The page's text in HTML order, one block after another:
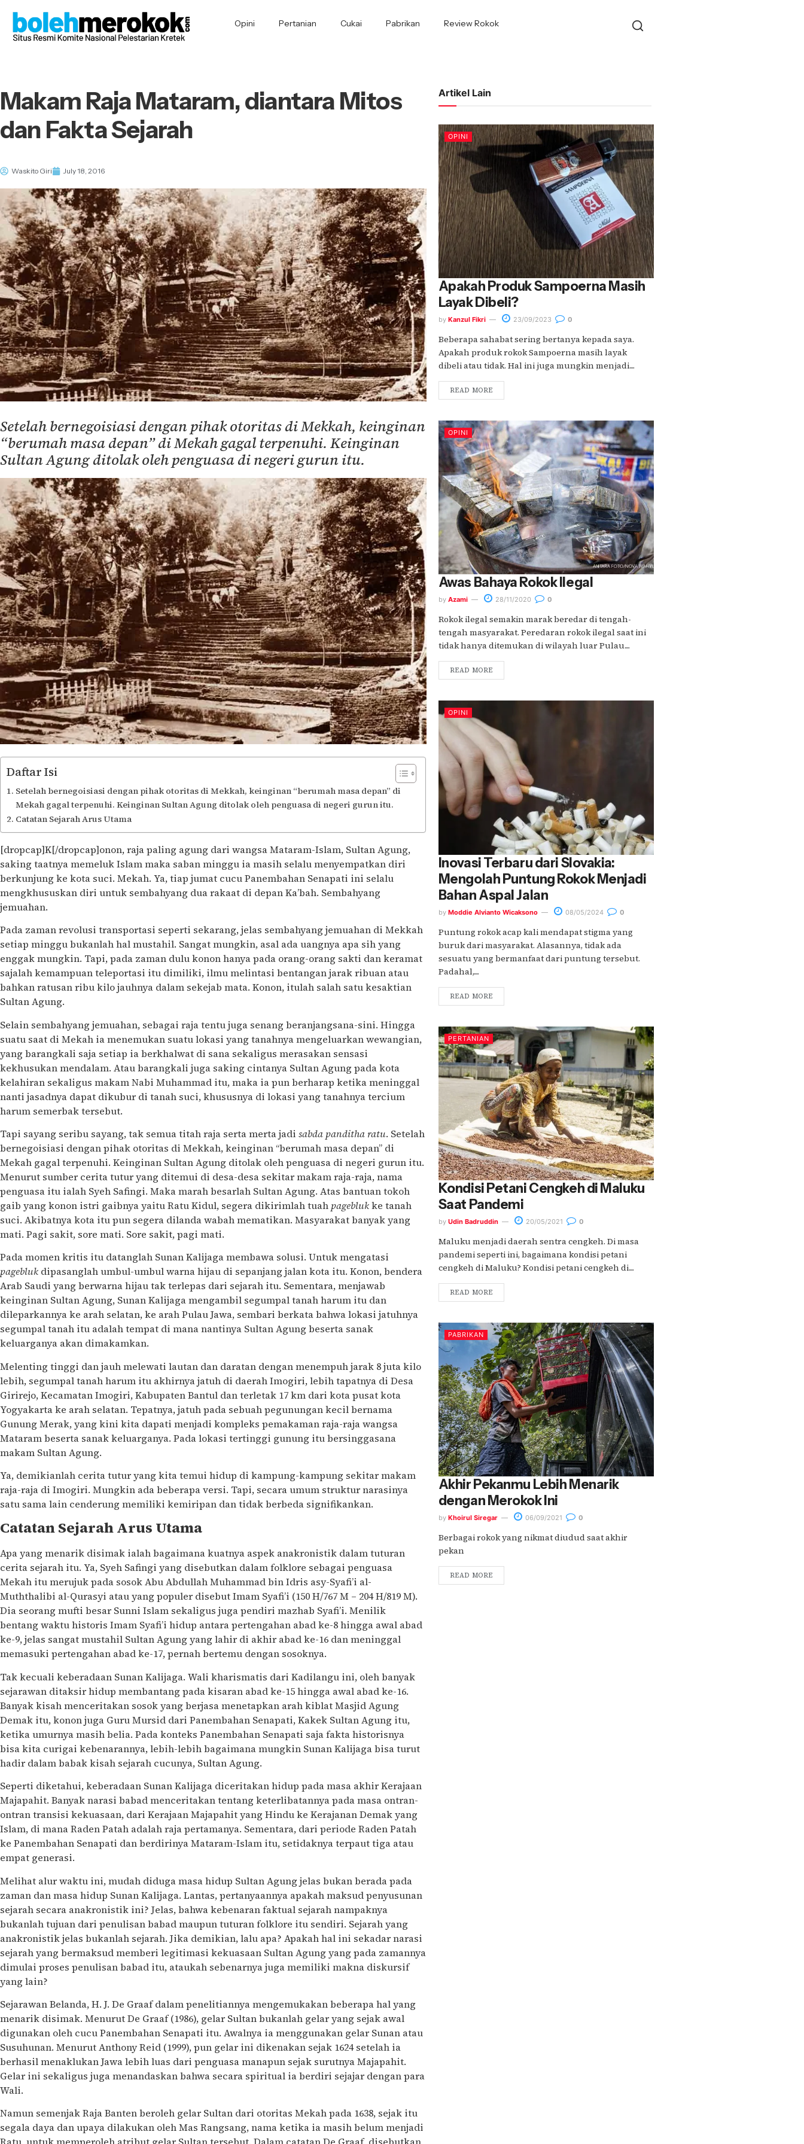
Opini Pertanian Cukai Pabrikan Review Rokok
Makam Raja Mataram, diantara Mitos
dan Fakta Sejarah
Waskito Giri July 18, 2016
Setelah bernegoisiasi dengan pihak otoritas di Mekkah, keinginan
“berumah masa depan” di Mekah gagal terpenuhi. Keinginan
Sultan Agung ditolak oleh penguasa di negeri gurun itu.
Daftar Isi
Setelah bernegoisiasi dengan pihak otoritas di Mekkah, keinginan “berumah masa depan” di
Mekah gagal terpenuhi. Keinginan Sultan Agung ditolak oleh penguasa di negeri gurun itu.
Catatan Sejarah Arus Utama
[dropcap]K[/dropcap]onon, raja paling agung dari wangsa Mataram-Islam, Sultan Agung,
saking taatnya memeluk Islam maka saban minggu ia masih selalu menyempatkan diri
berkunjung ke kota suci. Mekah. Ya, tiap jumat cucu Panembahan Senapati ini selalu
mengkhususkan diri untuk sembahyang dua rakaat di depan Ka’bah. Sembahyang
jemuahan.
Pada zaman revolusi transportasi seperti sekarang, jelas sembahyang jemuahan di Mekkah
setiap minggu bukanlah hal mustahil. Sangat mungkin, asal ada uangnya apa sih yang
enggak mungkin. Tapi, pada zaman dulu konon hanya pada orang-orang sakti dan keramat
sajalah kemampuan teleportasi itu dimiliki, ilmu melintasi bentangan jarak ribuan atau
bahkan ratusan ribu kilo jauhnya dalam sekejab mata. Konon, itulah salah satu kesaktian
Sultan Agung.
Selain sembahyang jemuahan, sebagai raja tentu juga senang beranjangsana-sini. Hingga
suatu saat di Mekah ia menemukan suatu lokasi yang tanahnya mengeluarkan wewangian,
yang barangkali saja setiap ia berkhalwat di sana sekaligus merasakan sensasi
kekhusukan mendalam. Atau barangkali juga saking cintanya Sultan Agung pada kota
kelahiran sekaligus makam Nabi Muhammad itu, maka ia pun berharap ketika meninggal
nanti jasadnya dapat dikubur di tanah suci, khususnya di lokasi yang tanahnya tercium
harum semerbak tersebut.
Tapi sayang seribu sayang, tak semua titah raja serta merta jadi sabda panditha ratu. Setelah
bernegoisiasi dengan pihak otoritas di Mekkah, keinginan “berumah masa depan” di
Mekah gagal terpenuhi. Keinginan Sultan Agung ditolak oleh penguasa di negeri gurun itu.
Menurut sumber cerita tutur yang ditemui di desa-desa sekitar makam raja-raja, nama
penguasa itu ialah Syeh Safingi. Maka marah besarlah Sultan Agung. Atas bantuan tokoh
gaib yang konon istri gaibnya yaitu Ratu Kidul, segera dikirimlah tuah pageblukke tanah
suci. Akibatnya kota itu pun segera dilanda wabah mematikan. Masyarakat banyak yang
mati. Pagi sakit, sore mati. Sore sakit, pagi mati.
Pada momen kritis itu datanglah Sunan Kalijaga membawa solusi. Untuk mengatasi
pagebluk dipasanglah umbul-umbul warna hijau di sepanjang jalan kota itu. Konon, bendera
Arab Saudi yang berwarna hijau tak terlepas dari sejarah itu. Sementara, menjawab
keinginan Sultan Agung, Sunan Kalijaga mengambil segumpal tanah harum itu dan
dileparkannya ke arah selatan, ke arah Pulau Jawa, sembari berkata bahwa lokasi jatuhnya
segumpal tanah itu adalah tempat di mana nantinya Sultan Agung beserta sanak
keluarganya akan dimakamkan.
Melenting tinggi dan jauh melewati lautan dan daratan dengan menempuh jarak 8 juta kilo
lebih, segumpal tanah harum itu akhirnya jatuh di daerah Imogiri, lebih tapatnya di Desa
Girirejo, Kecamatan Imogiri, Kabupaten Bantul dan terletak 17 km dari kota pusat kota
Yogyakarta ke arah selatan. Tepatnya, jatuh pada sebuah pegunungan kecil bernama
Gunung Merak, yang kini kita dapati menjadi kompleks pemakaman raja-raja wangsa
Mataram beserta sanak keluarganya. Pada lokasi tertinggi gunung itu bersinggasana
makam Sultan Agung.
Ya, demikianlah cerita tutur yang kita temui hidup di kampung-kampung sekitar makam
raja-raja di Imogiri. Mungkin ada beberapa versi. Tapi, secara umum struktur narasinya
satu sama lain cenderung memiliki kemiripan dan tidak berbeda signifikankan.
Catatan Sejarah Arus Utama
Apa yang menarik disimak ialah bagaimana kuatnya aspek anakronistik dalam tuturan
cerita sejarah itu. Ya, Syeh Safingi yang disebutkan dalam folklore sebagai penguasa
Mekah itu merujuk pada sosok Abu Abdullah Muhammad bin Idris asy-Syafi’i al-
Muththalibi al-Qurasyi atau yang populer disebut Imam Syafi’i (150 H/767 M – 204 H/819 M).
Dia seorang mufti besar Sunni Islam sekaligus juga pendiri mazhab Syafi’i. Menilik
bentang waktu historis Imam Syafi’i hidup antara pertengahan abad ke-8 hingga awal abad
ke-9, jelas sangat mustahil Sultan Agung yang lahir di akhir abad ke-16 dan meninggal
memasuki pertengahan abad ke-17, pernah bertemu dengan sosoknya.
Tak kecuali keberadaan Sunan Kalijaga. Wali kharismatis dari Kadilangu ini, oleh banyak
sejarawan ditaksir hidup membantang pada kisaran abad ke-15 hingga awal abad ke-16.
Banyak kisah menceritakan sosok yang berjasa menetapkan arah kiblat Masjid Agung
Demak itu, konon juga Guru Mursid dari Panembahan Senapati, Kakek Sultan Agung itu,
ketika umurnya masih belia. Pada konteks Panembahan Senapati saja fakta historisnya
bisa kita curigai kebenarannya, lebih-lebih bagaimana mungkin Sunan Kalijaga bisa turut
hadir dalam babak kisah sejarah cucunya, Sultan Agung.
Seperti diketahui, keberadaan Sunan Kalijaga diceritakan hidup pada masa akhir Kerajaan
Majapahit. Banyak narasi babad menceritakan tentang keterlibatannya pada masa ontran-
ontran transisi kekuasaan, dari Kerajaan Majapahit yang Hindu ke Kerajanan Demak yang
Islam, di mana Raden Patah adalah raja pertamanya. Sementara, dari periode Raden Patah
ke Panembahan Senapati dan berdirinya Mataram-Islam itu, setidaknya terpaut tiga atau
empat generasi.
Melihat alur waktu ini, mudah diduga masa hidup Sultan Agung jelas bukan berada pada
zaman dan masa hidup Sunan Kalijaga. Lantas, pertanyaannya apakah maksud penyusunan
sejarah secara anakronistik ini? Jelas, bahwa kebenaran faktual sejarah nampaknya
bukanlah tujuan dari penulisan babad maupun tuturan folklore itu sendiri. Sejarah yang
anakronistik jelas bukanlah sejarah. Jika demikian, lalu apa? Apakah hal ini sekadar narasi
sejarah yang bermaksud memberi legitimasi kekuasaan Sultan Agung yang pada zamannya
dimulai proses penulisan babad itu, ataukah sebenarnya juga memiliki makna diskursif
yang lain?
Sejarawan Belanda, H. J. De Graaf dalam penelitiannya mengemukakan beberapa hal yang
menarik disimak. Menurut De Graaf (1986), gelar Sultan bukanlah gelar yang sejak awal
digunakan oleh cucu Panembahan Senapati itu. Awalnya ia menggunakan gelar Sunan atau
Susuhunan. Menurut Anthony Reid (1999), pun gelar ini dikenakan sejak 1624 setelah ia
berhasil menaklukan Jawa lebih luas dari penguasa manapun sejak surutnya Majapahit.
Gelar ini sekaligus juga menandaskan bahwa secara spiritual ia berdiri sejajar dengan para
Wali.
Namun semenjak Raja Banten beroleh gelar Sultan dari otoritas Mekah pada 1638, sejak itu
segala daya dan upaya dilakukan oleh Mas Rangsang, nama ketika ia masih belum menjadi
Artikel Lain
OPINI
Apakah Produk Sampoerna Masih
Layak Dibeli?
by Kanzul Fikri 23/09/2023 0
Beberapa sahabat sering bertanya kepada saya.
Apakah produk rokok Sampoerna masih layak
dibeli atau tidak. Hal ini juga mungkin menjadi....
READ MORE
OPINI
Awas Bahaya Rokok Ilegal
by Azami 28/11/2020 0
Rokok ilegal semakin marak beredar di tengah-
tengah masyarakat. Peredaran rokok ilegal saat ini
tidak hanya ditemukan di wilayah luar Pulau....
READ MORE
OPINI
Inovasi Terbaru dari Slovakia:
Mengolah Puntung Rokok Menjadi
Bahan Aspal Jalan
by Moddie Alvianto Wicaksono 08/05/2024 0
Puntung rokok acap kali mendapat stigma yang
buruk dari masyarakat. Alasannya, tidak ada
sesuatu yang bermanfaat dari puntung tersebut.
Padahal,....
READ MORE
PERTANIAN
Kondisi Petani Cengkeh di Maluku
Saat Pandemi
by Udin Badruddin 20/05/2021 0
Maluku menjadi daerah sentra cengkeh. Di masa
pandemi seperti ini, bagaimana kondisi petani
cengkeh di Maluku? Kondisi petani cengkeh di....
READ MORE
PABRIKAN
Akhir Pekanmu Lebih Menarik
dengan Merokok Ini
by Khoirul Siregar 06/09/2021 0
Berbagai rokok yang nikmat diudud saat akhir
pekan
READ MORE